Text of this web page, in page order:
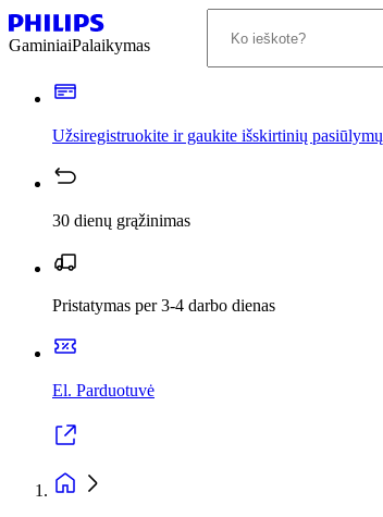
GaminiaiPalaikymas
Užsiregistruokite ir gaukite išskirtinių pasiūlymų
30 dienų grąžinimas
Pristatymas per 3-4 darbo dienas
El. Parduotuvė